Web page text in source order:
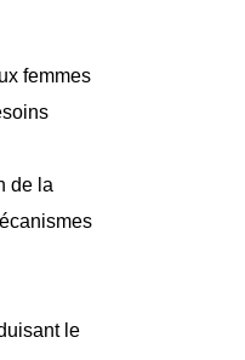
femmes
de la
le